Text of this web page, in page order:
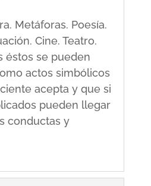
Metáforas. Poesía.
Cine. Teatro.
éstos se pueden
actos simbólicos
acepta y que si
pueden llegar
conductas y